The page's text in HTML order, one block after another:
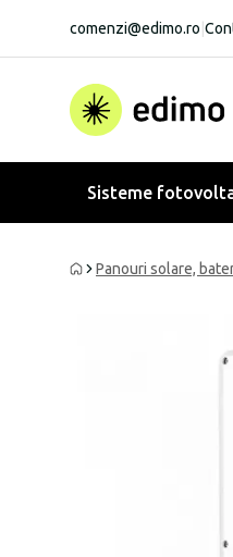
comenzi@edimo.ro
Sisteme
Panouri solare,